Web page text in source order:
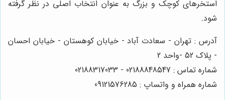
استخرهای کوچک و بزرگ به عنوان انتخاب اصلی در نظر گرفته
شود.
آدرس : تهران - سعادت آباد - خیابان کوهستان - خیابان احسان
- پلاک 52 -واحد 2
شماره تماس : 02188848547 - 02188317033
شماره همراه و واتساپ : 09121576285